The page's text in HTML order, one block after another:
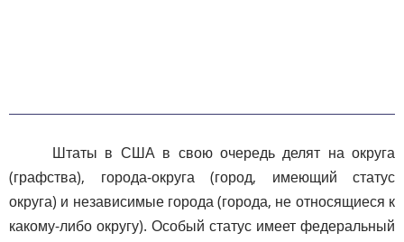
Штаты в США в свою очередь делят на округа
(графства), города-округа (город, имеющий статус
округа) и независимые города (города, не относящиеся к
какому-либо округу). Особый статус имеет федеральный